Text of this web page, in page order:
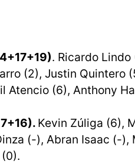
. Ricardo
(2), Justin Quintero
Atencio (6), Anthony
Kevin Zúliga (6),
(-), Abran Isaac (-